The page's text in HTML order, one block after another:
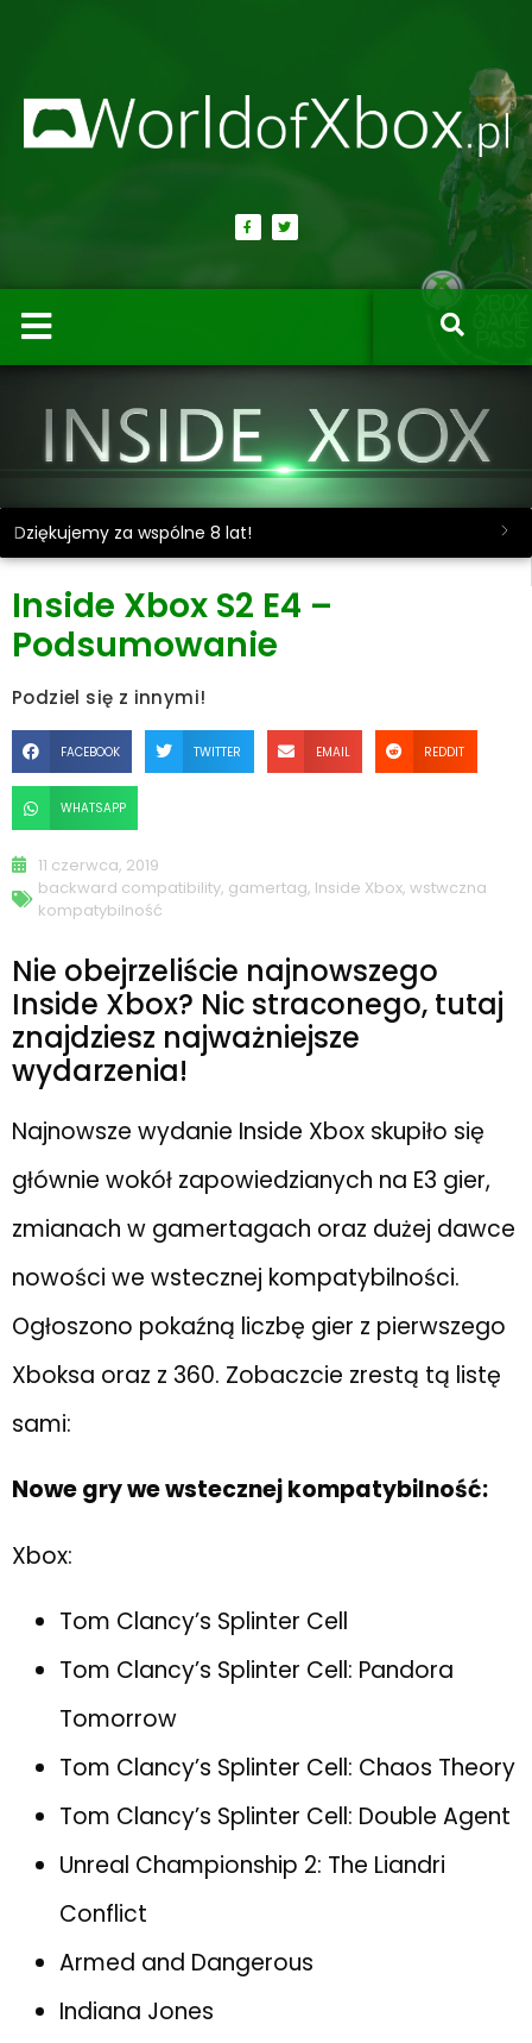
Dziękujemy za wspólne 8 lat!
Inside Xbox S2 E4 –
Podsumowanie
Podziel się z innymi!
FACEBOOK TWITTER EMAIL REDDIT
WHATSAPP
11 czerwca, 2019
backward compatibility, gamertag, Inside Xbox, wstwczna
kompatybilność
Nie obejrzeliście najnowszego
Inside Xbox? Nic straconego, tutaj
znajdziesz najważniejsze
wydarzenia!
Najnowsze wydanie Inside Xbox skupiło się
głównie wokół zapowiedzianych na E3 gier,
zmianach w gamertagach oraz dużej dawce
nowości we wstecznej kompatybilności.
Ogłoszono pokaźną liczbę gier z pierwszego
Xboksa oraz z 360. Zobaczcie zrestą tą listę
sami:
Nowe gry we wstecznej kompatybilność:
Xbox:
Tom Clancy’s Splinter Cell
Tom Clancy’s Splinter Cell: Pandora
Tomorrow
Tom Clancy’s Splinter Cell: Chaos Theory
Tom Clancy’s Splinter Cell: Double Agent
Unreal Championship 2: The Liandri
Conflict
Armed and Dangerous
Indiana Jones